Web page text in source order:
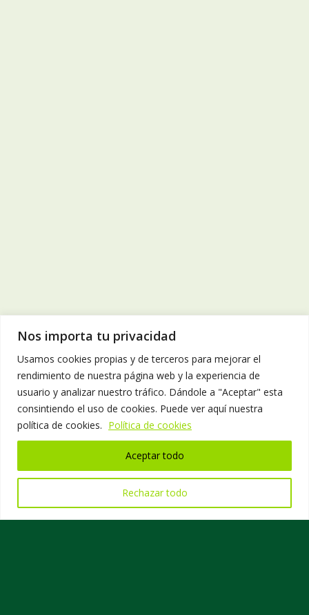
Nos importa tu privacidad
Usamos cookies propias y de terceros para mejorar el
rendimiento de nuestra página web y la experiencia de
usuario y analizar nuestro tráfico. Dándole a "Aceptar" esta
consintiendo el uso de cookies. Puede ver aquí nuestra
política de cookies. Política de cookies
Rechazar todo
Aceptar todo